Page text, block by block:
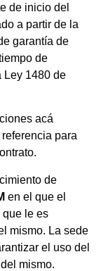
de inicio del
a partir de la
garantía de
de
Ley 1480 de
acá
para
de
en el que el
le es
mismo. La sede
el uso del
mismo.